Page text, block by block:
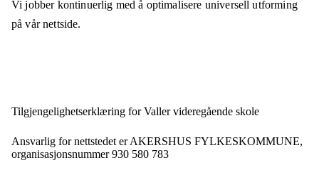
Vi jobber kontinuerlig med å optimalisere universell utforming
på vår nettside.
Tilgjengelighets­erklæring forValler videregående skole
Ansvarlig for nettstedet erAKERSHUS FYLKESKOMMUNE,
organisasjonsnummer 930 580 783